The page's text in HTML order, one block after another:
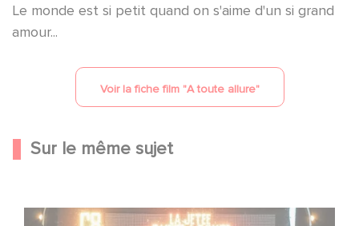
Le monde est si petit quand on s'aime d'un si grand
amour...
Voir la fiche film "A toute allure"
Sur le même sujet
Une date de sortie pour le nouveau film de Franck